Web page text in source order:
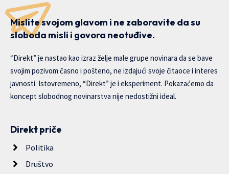
Mislite svojom glavom i ne zaboravite da su
sloboda misli i govora neotuđive.
“Direkt” je nastao kao izraz želje male grupe novinara da se bave
svojim pozivom časno i pošteno, ne izdajući svoje čitaoce i interes
javnosti. Istovremeno, “Direkt” je i eksperiment. Pokazaćemo da
koncept slobodnog novinarstva nije nedostižni ideal.
Direkt priče
Politika
Društvo